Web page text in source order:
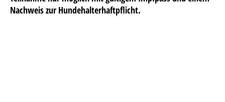
Nachweis zur Hundehalterhaftpflicht.